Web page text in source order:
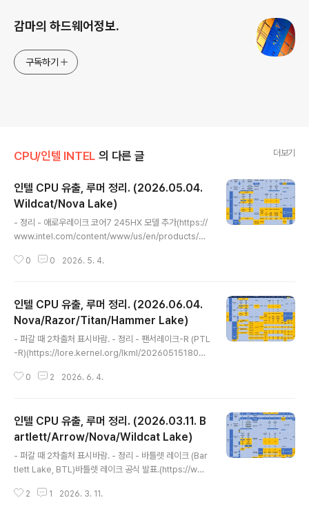
감마의 하드웨어정보.
구독하기
CPU/인텔 INTEL 의 다른 글 더보기
인텔 CPU 유출, 루머 정리. (2026.05.04.
Wildcat/Nova Lake)
- 정리 - 애로우레이크 코어7 245HX 모델 추가(https://
www.intel.com/content/www/us/en/products/sk
-cache-up-to-5-10-ghz/specifications.html)이미
5HX와 같음.스펙 코드를 보면 SRVFL, SSPEC인데 코어
울트라5 235HX의 스펙코드도 SRVFL임. - 와일드캣레
이크 공식 발표. (Wildcat Lake, WCL)(https://newsr
oom.intel.com/client-computing/intel-launches-
inte..
0 0 2026. 5. 4.
인텔 CPU 유출, 루머 정리. (2026.06.04.
Nova/Razor/Titan/Hammer Lake)
- 퍼갈 때 2차출처 표시바람. - 정리 - 팬서레이크-R (PTL
-R)(https://lore.kernel.org/lkml/2026051518022
조건이라는데 전장용이나 임베디드로 들어가는 경우가 있
쓴다는 표기인지? - 레이저레이크 (Razor Lake, RZL)(h
ttps://x.com/ZacharyIndy/status/20480880375
32504396)RZL-AX GPU는 Xe3P 32Xe, 16Xe 구
성이 있다고 함. - 해머레이크 (Hammer Lake, HML)H
ML 테스트칩..
0 2 2026. 6. 4.
인텔 CPU 유출, 루머 정리. (2026.03.11. B
artlett/Arrow/Nova/Wildcat Lake)
- 퍼갈 때 2차출처 표시바람. - 정리 - 바틀렛 레이크 (Bar
tlett Lake, BTL)바틀렛 레이크 공식 발표.(https://ww
s/processors/core/edge.html?cid=iosm&sourc
2 1 2026. 3. 11.